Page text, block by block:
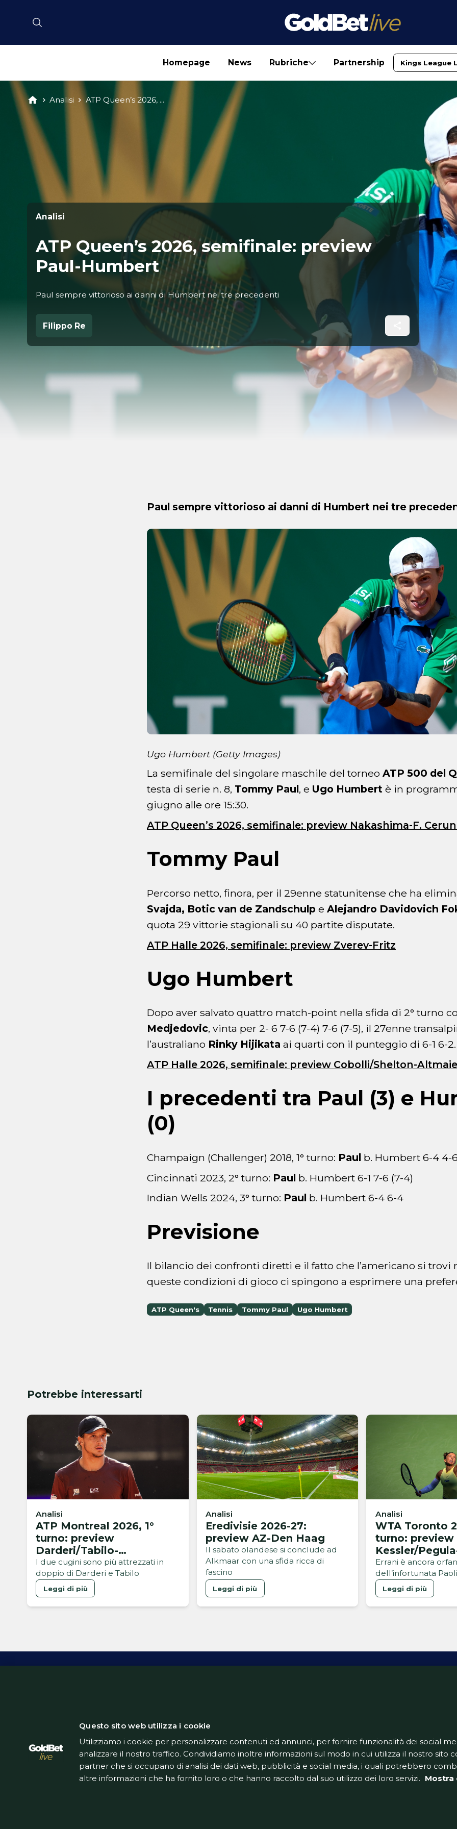
Homepage News Rubriche Partnership Kings
Analisi ATP Queen’s 2026, ...
Analisi
ATP Queen’s 2026, semifinale: preview
Paul-Humbert
Paul sempre vittorioso ai danni di Humbert nei tre precedenti
Filippo Re
Paul sempre vittorioso ai danni di Humbert nei tre
Ugo Humbert (Getty Images)
La semifinale del singolare maschile del torneo ATP 500 del
testa di serie n. 8, Tommy Paul, e Ugo Humbert è in
giugno alle ore 15:30.
ATP Queen’s 2026, semifinale: preview Nakashima-F.
Tommy Paul
Percorso netto, finora, per il 29enne statunitense che ha
Svajda, Botic van de Zandschulp e Alejandro Davidovich
quota 29 vittorie stagionali su 40 partite disputate.
ATP Halle 2026, semifinale: preview Zverev-Fritz
Ugo Humbert
Dopo aver salvato quattro match-point nella sfida di 2° turno
Medjedovic, vinta per 2- 6 7-6 (7-4) 7-6 (7-5), il 27enne
l’australiano Rinky Hijikata ai quarti con il punteggio di 6-1 6-2.
ATP Halle 2026, semifinale: preview Cobolli/Shelton-
I precedenti tra Paul (3) e
(0)
Champaign (Challenger) 2018, 1° turno: Paul b. Humbert 6-4 4-
Cincinnati 2023, 2° turno: Paul b. Humbert 6-1 7-6 (7-4)
Indian Wells 2024, 3° turno: Paul b. Humbert 6-4 6-4
Previsione
Il bilancio dei confronti diretti e il fatto che l’americano si trovi
queste condizioni di gioco ci spingono a esprimere una
ATP Queen's Tennis Tommy Paul Ugo Humbert
Potrebbe interessarti
Analisi
ATP Montreal 2026, 1°
turno: preview
Darderi/Tabilo-
Rinderknech/Vacherot
I due cugini sono più attrezzati in
doppio di Darderi e Tabilo
Leggi di più
Analisi
Eredivisie 2026-27:
preview AZ-Den Haag
Il sabato olandese si conclude ad
Alkmaar con una sfida ricca di
fascino
Leggi di più
Analisi
WTA Toronto
turno: preview
Kessler/
Errani/Melichar
Errani è ancora
dell’infortunata
Leggi di più
Questo sito web utilizza i cookie
Utilizziamo i cookie per personalizzare contenuti ed annunci, per fornire funzionalità dei social
analizzare il nostro traffico. Condividiamo inoltre informazioni sul modo in cui utilizza il nostro sito
partner che si occupano di analisi dei dati web, pubblicità e social media, i quali potrebbero
altre informazioni che ha fornito loro o che hanno raccolto dal suo utilizzo dei loro servizi.